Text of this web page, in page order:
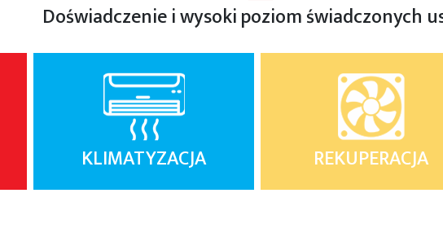
Doświadczenie i wysoki poziom świadczonych
KLIMATYZACJA REKUPERACJA